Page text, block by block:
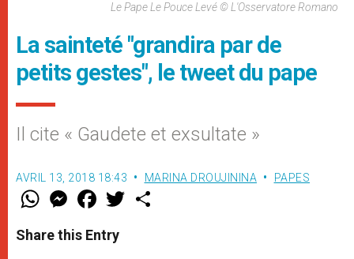
Le Pape Le Pouce Levé © L'Osservatore Romano
La sainteté "grandira par de
petits gestes", le tweet du pape
Il cite « Gaudete et exsultate »
AVRIL 13, 2018 18:43 MARINA DROUJININA PAPES
W
t
s
M
e
s
e
F
a
e
b
w
Share this Entry